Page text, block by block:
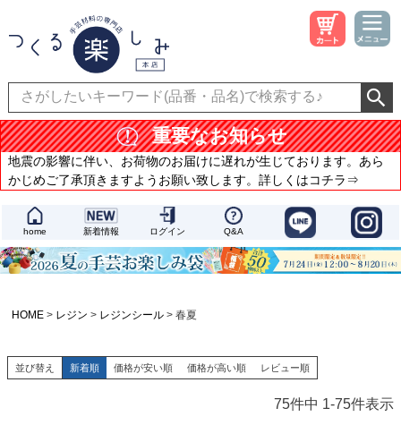
重要なお知らせ
地震の影響に伴い、お荷物のお届けに遅れが生じております。あら
かじめご了承頂きますようお願い致します。詳しくはコチラ⇒
home 新着情報 ログイン Q&A
HOME レジン レジンシール 春夏
並び替え 新着順 価格が安い順 価格が高い順 レビュー順
75件中 1-75件表示